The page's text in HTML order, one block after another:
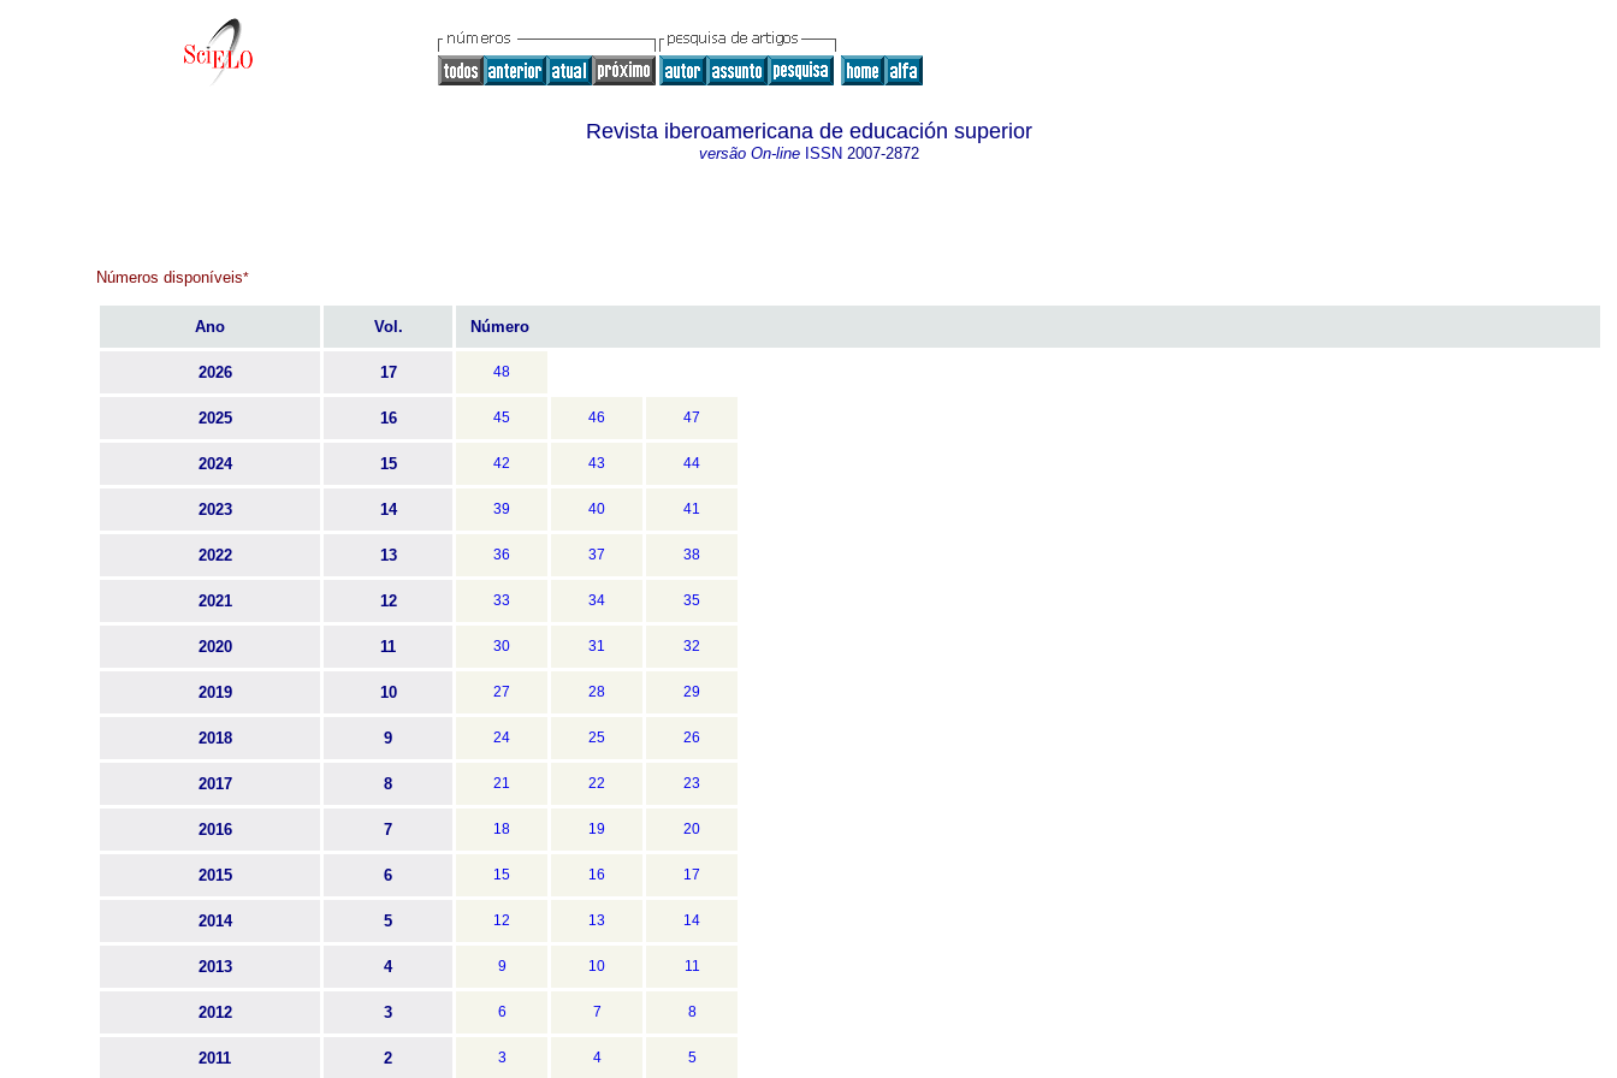
Revista iberoamericana de educación superior
versão On-lineISSN 2007-2872
Números disponíveis*
Ano Vol. Número
2026 17 48
2025 16 45 46 47
2024 15 42 43 44
2023 14 39 40 41
2022 13 36 37 38
2021 12 33 34 35
2020 11 30 31 32
2019 10 27 28 29
2018 9 24 25 26
2017 8 21 22 23
2016 7 18 19 20
2015 6 15 16 17
2014 5 12 13 14
2013 4 9 10 11
2012 3 6 7 8
2011 2 3 4 5